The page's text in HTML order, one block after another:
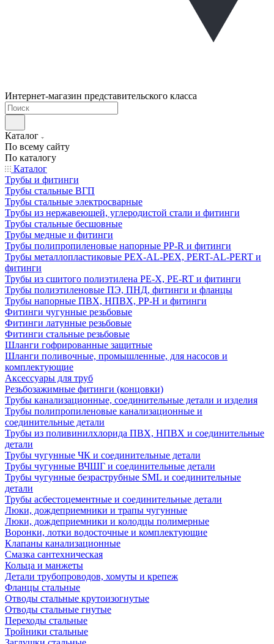
Интернет-магазин представительского класса
Каталог
По всему сайту
По каталогу
Каталог
Трубы и фитинги
Трубы стальные ВГП
Трубы стальные электросварные
Трубы из нержавеющей, углеродистой стали и фитинги
Трубы стальные бесшовные
Трубы медные и фитинги
Трубы полипропиленовые напорные PP-R и фитинги
Трубы металлопластиковые PEX-AL-PEX, PERT-AL-PERT и
фитинги
Трубы из сшитого полиэтилена PE-X, PE-RT и фитинги
Трубы полиэтиленовые ПЭ, ПНД, фитинги и фланцы
Трубы напорные ПВХ, НПВХ, PP-H и фитинги
Фитинги чугунные резьбовые
Фитинги латунные резьбовые
Фитинги стальные резьбовые
Шланги гофрированные защитные
Шланги поливочные, промышленные, для насосов и
комплектующие
Аксессуары для труб
Резьбозажимные фитинги (концовки)
Трубы канализационные, соединительные детали и изделия
Трубы полипропиленовые канализационные и
соединительные детали
Трубы из поливинилхлорида ПВХ, НПВХ и соединительные
детали
Трубы чугунные ЧК и соединительные детали
Трубы чугунные ВЧШГ и соединительные детали
Трубы чугунные безраструбные SML и соединительные
детали
Трубы асбестоцементные и соединительные детали
Люки, дождеприемники и трапы чугунные
Люки, дождеприемники и колодцы полимерные
Воронки, лотки водосточные и комплектующие
Клапаны канализационные
Смазка сантехническая
Кольца и манжеты
Детали трубопроводов, хомуты и крепеж
Фланцы стальные
Отводы стальные крутоизогнутые
Отводы стальные гнутые
Переходы стальные
Тройники стальные